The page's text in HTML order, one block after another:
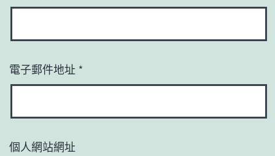
電子郵件地址 *
個人網站網址